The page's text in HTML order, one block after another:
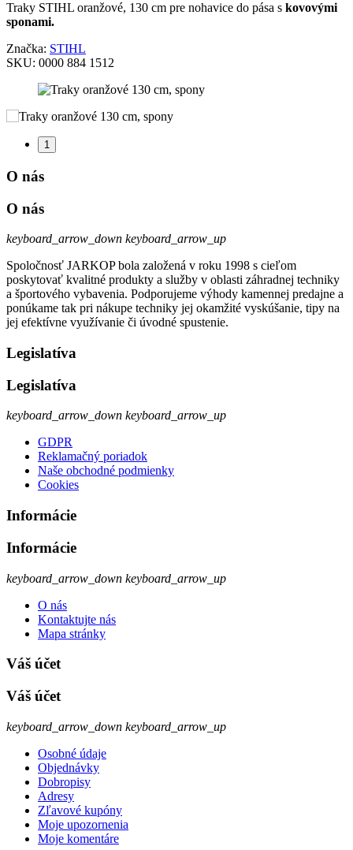
Traky STIHL oranžové, 130 cm pre nohavice do pása s kovovými
sponami.
Značka: STIHL
SKU: 0000 884 1512
1
O nás
O nás
keyboard_arrow_down keyboard_arrow_up
Spoločnosť JARKOP bola založená v roku 1998 s cieľom
poskytovať kvalitné produkty a služby v oblasti záhradnej techniky
a športového vybavenia. Podporujeme výhody kamennej predajne a
ponúkame tak pri nákupe techniky jej okamžité vyskúšanie, tipy na
jej efektívne využívanie či úvodné spustenie.
Legislatíva
Legislatíva
keyboard_arrow_down keyboard_arrow_up
GDPR
Reklamačný poriadok
Naše obchodné podmienky
Cookies
Informácie
Informácie
keyboard_arrow_down keyboard_arrow_up
O nás
Kontaktujte nás
Mapa stránky
Váš účet
Váš účet
keyboard_arrow_down keyboard_arrow_up
Osobné údaje
Objednávky
Dobropisy
Adresy
Zľavové kupóny
Moje upozornenia
Moje komentáre